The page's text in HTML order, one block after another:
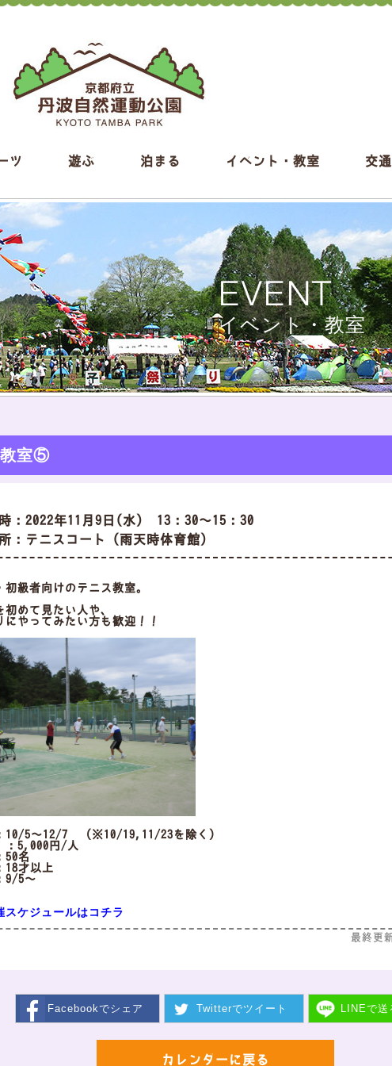
ツ 遊ぶ 泊まる イベント・教室 交
EVENT
イベント・教室
教室⑤
：2022年11月9日(水) 13：30～15：30
：テニスコート（雨天時体育館）
初級者向けのテニス教室。
初めて見たい人や、
にやってみたい方も歓迎！！
10/5～12/7 （※10/19,11/23を除く）
5,000円/人
名
才以上
9/5～
スケジュールはコチラ
最終更
Facebookでシェア Twitterでツイート LINEで送
カレンダーに戻る